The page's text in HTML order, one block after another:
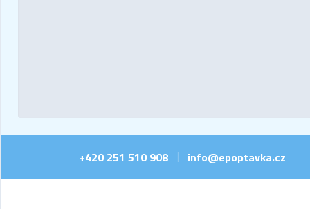
+420 251 510 908 | info@epoptavka.cz